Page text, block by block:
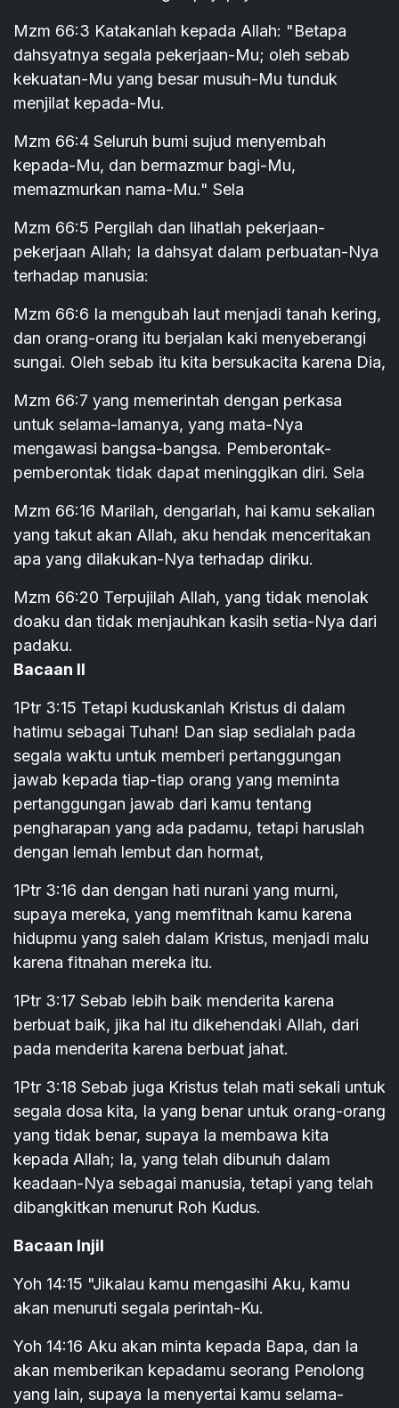
Mzm 66:3 Katakanlah kepada Allah: "Betapa
dahsyatnya segala pekerjaan-Mu; oleh sebab
kekuatan-Mu yang besar musuh-Mu tunduk
menjilat kepada-Mu.
Mzm 66:4 Seluruh bumi sujud menyembah
kepada-Mu, dan bermazmur bagi-Mu,
memazmurkan nama-Mu." Sela
Mzm 66:5 Pergilah dan lihatlah pekerjaan-
pekerjaan Allah; Ia dahsyat dalam perbuatan-Nya
terhadap manusia:
Mzm 66:6 Ia mengubah laut menjadi tanah kering,
dan orang-orang itu berjalan kaki menyeberangi
sungai. Oleh sebab itu kita bersukacita karena Dia,
Mzm 66:7 yang memerintah dengan perkasa
untuk selama-lamanya, yang mata-Nya
mengawasi bangsa-bangsa. Pemberontak-
pemberontak tidak dapat meninggikan diri. Sela
Mzm 66:16 Marilah, dengarlah, hai kamu sekalian
yang takut akan Allah, aku hendak menceritakan
apa yang dilakukan-Nya terhadap diriku.
Mzm 66:20 Terpujilah Allah, yang tidak menolak
doaku dan tidak menjauhkan kasih setia-Nya dari
padaku.
Bacaan II
1Ptr 3:15 Tetapi kuduskanlah Kristus di dalam
hatimu sebagai Tuhan! Dan siap sedialah pada
segala waktu untuk memberi pertanggungan
jawab kepada tiap-tiap orang yang meminta
pertanggungan jawab dari kamu tentang
pengharapan yang ada padamu, tetapi haruslah
dengan lemah lembut dan hormat,
1Ptr 3:16 dan dengan hati nurani yang murni,
supaya mereka, yang memfitnah kamu karena
hidupmu yang saleh dalam Kristus, menjadi malu
karena fitnahan mereka itu.
1Ptr 3:17 Sebab lebih baik menderita karena
berbuat baik, jika hal itu dikehendaki Allah, dari
pada menderita karena berbuat jahat.
1Ptr 3:18 Sebab juga Kristus telah mati sekali untuk
segala dosa kita, Ia yang benar untuk orang-orang
yang tidak benar, supaya Ia membawa kita
kepada Allah; Ia, yang telah dibunuh dalam
keadaan-Nya sebagai manusia, tetapi yang telah
dibangkitkan menurut Roh Kudus.
Bacaan Injil
Yoh 14:15 "Jikalau kamu mengasihi Aku, kamu
akan menuruti segala perintah-Ku.
Yoh 14:16 Aku akan minta kepada Bapa, dan Ia
akan memberikan kepadamu seorang Penolong
yang lain, supaya Ia menyertai kamu selama-